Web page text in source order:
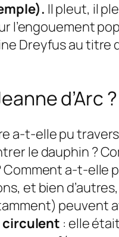
Il pleut, il
l’engouement
Dreyfus au titre
d’Arc ?
a-t-elle pu
le dauphin ?
a-t-elle
et bien
peuvent
circulent : elle